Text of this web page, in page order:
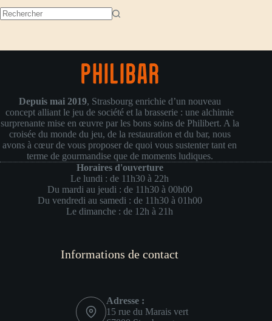
Depuis mai 2019, Strasbourg enrichie d’un nouveau
concept alliant le jeu de société et la brasserie : une alchimie
surprenante mise en œuvre par les bons soins de Philibert. A la
croisée du monde du jeu, de la restauration et du bar, nous
avons à cœur de vous proposer de quoi vous sustenter tant en
terme de gourmandise que de moments ludiques.
Horaires d'ouverture
Le lundi : de 11h30 à 22h
Du mardi au jeudi : de 11h30 à 00h00
Du vendredi au samedi : de 11h30 à 01h00
Le dimanche : de 12h à 21h
Informations de contact
Adresse :
15 rue du Marais vert